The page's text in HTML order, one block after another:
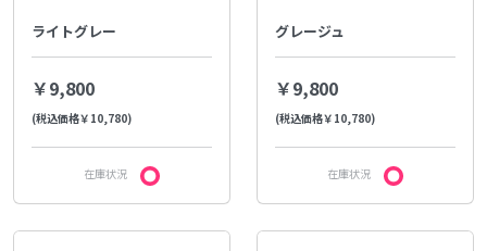
ライトグレー
￥9,800
(税込価格￥10,780)
在庫状況
グレージュ
￥9,800
(税込価格￥10,780)
在庫状況